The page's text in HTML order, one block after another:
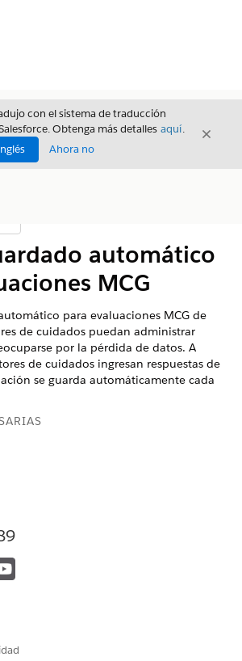
con el sistema de traducción
Obtenga más detalles aquí.
Ahora no
Cerrar
de materias
automático
MCG
para evaluaciones MCG de
de cuidados puedan administrar
por la pérdida de datos. A
de cuidados ingresan respuestas de
se guarda automáticamente cada
de gestión